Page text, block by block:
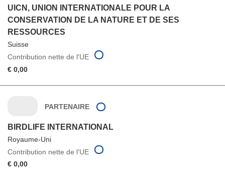
UICN, UNION INTERNATIONALE POUR LA
CONSERVATION DE LA NATURE ET DE SES
RESSOURCES
Suisse
Contribution nette de l'UE
€ 0,00
PARTENAIRE
BIRDLIFE INTERNATIONAL
Royaume-Uni
Contribution nette de l'UE
€ 0,00